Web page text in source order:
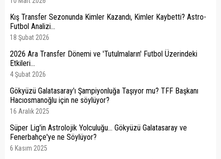
Kış Transfer Sezonunda Kimler Kazandı, Kimler Kaybetti? Astro-
Futbol Analizi...
18 Şubat 2026
2026 Ara Transfer Dönemi ve 'Tutulmaların' Futbol Üzerindeki
Etkileri...
4 Şubat 2026
Gökyüzü Galatasaray'ı Şampiyonluğa Taşıyor mu? TFF Başkanı
Hacıosmanoğlu için ne söylüyor?
16 Aralık 2025
Süper Lig'in Astrolojik Yolculuğu... Gökyüzü Galatasaray ve
Fenerbahçe'ye ne Söylüyor?
6 Kasım 2025